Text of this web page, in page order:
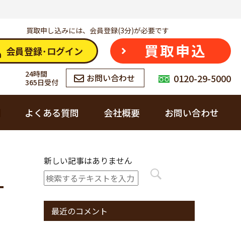
買取申し込みには、会員登録(3分)が必要です
会員登録･ログイン 買取申込
24時間
365日受付
お問い合わせ 0120-29-5000
お酒
ブランド品
よくある質問 会社概要
カウゾーへの想い
お問い合わせ
新しい記事はありません
最近のコメント